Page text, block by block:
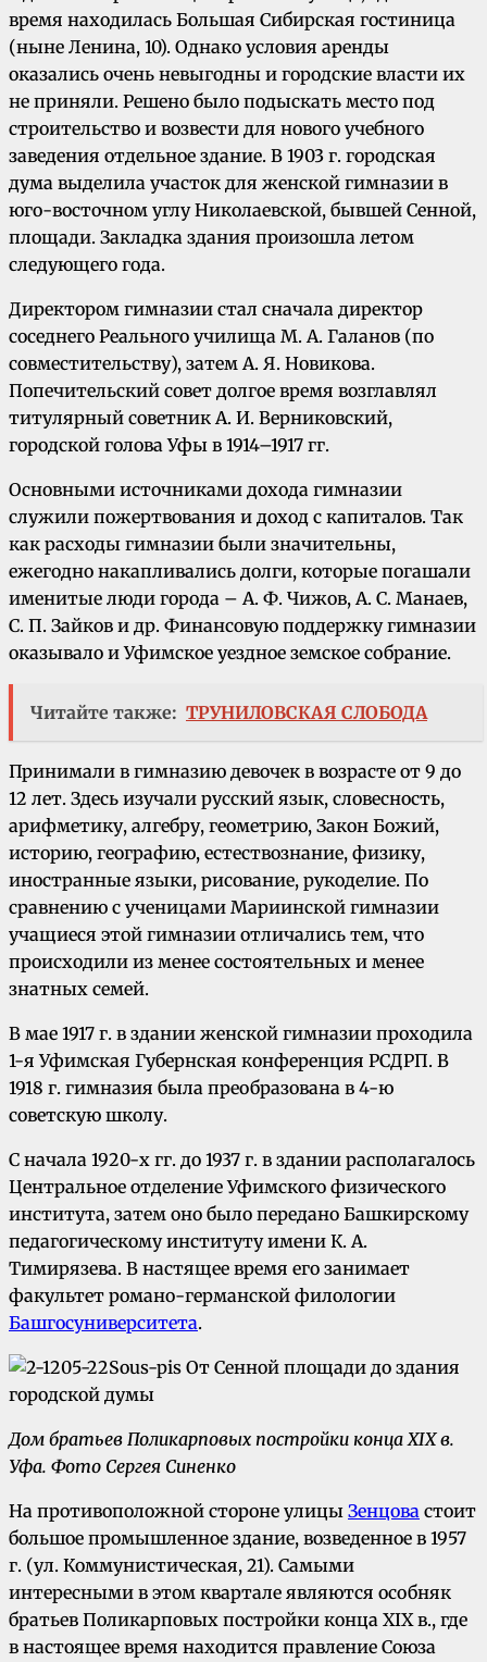
время находилась Большая Сибирская гостиница
(ныне Ленина, 10). Однако условия аренды
оказались очень невыгодны и городские власти их
не приняли. Решено было подыскать место под
строительство и возвести для нового учебного
заведения отдельное здание. В 1903 г. городская
дума выделила участок для женской гимназии в
юго-восточном углу Николаевской, бывшей Сенной,
площади. Закладка здания произошла летом
следующего года.
Директором гимназии стал сначала директор
соседнего Реального училища М. А. Галанов (по
совместительству), затем А. Я. Новикова.
Попечительский совет долгое время возглавлял
титулярный советник А. И. Верниковский,
городской голова Уфы в 1914–1917 гг.
Основными источниками дохода гимназии
служили пожертвования и доход с капиталов. Так
как расходы гимназии были значительны,
ежегодно накапливались долги, которые погашали
именитые люди города – А. Ф. Чижов, А. С. Манаев,
С. П. Зайков и др. Финансовую поддержку гимназии
оказывало и Уфимское уездное земское собрание.
Читайте также: ТРУНИЛОВСКАЯ СЛОБОДА
Принимали в гимназию девочек в возрасте от 9 до
12 лет. Здесь изучали русский язык, словесность,
арифметику, алгебру, геометрию, Закон Божий,
историю, географию, естествознание, физику,
иностранные языки, рисование, рукоделие. По
сравнению с ученицами Мариинской гимназии
учащиеся этой гимназии отличались тем, что
происходили из менее состоятельных и менее
знатных семей.
В мае 1917 г. в здании женской гимназии проходила
1-я Уфимская Губернская конференция РСДРП. В
1918 г. гимназия была преобразована в 4-ю
советскую школу.
С начала 1920-х гг. до 1937 г. в здании располагалось
Центральное отделение Уфимского физического
института, затем оно было передано Башкирскому
педагогическому институту имени К. А.
Тимирязева. В настящее время его занимает
факультет романо-германской филологии
Башгосуниверситета.
Дом братьев Поликарповых постройки конца XIX в.
Уфа. Фото Сергея Синенко
На противоположной стороне улицы Зенцова стоит
большое промышленное здание, возведенное в 1957
г. (ул. Коммунистическая, 21). Самыми
интересными в этом квартале являются особняк
братьев Поликарповых постройки конца XIX в., где
в настоящее время находится правление Союза